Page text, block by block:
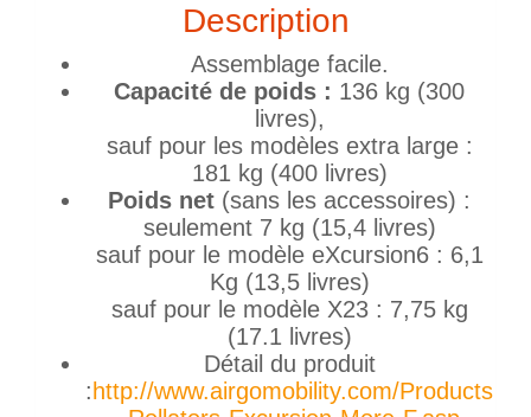
Description
Assemblage facile.
Capacité de poids : 136 kg (300
livres),
sauf pour les modèles extra large :
181 kg (400 livres)
Poids net (sans les accessoires) :
seulement 7 kg (15,4 livres)
sauf pour le modèle eXcursion6 : 6,1
Kg (13,5 livres)
sauf pour le modèle X23 : 7,75 kg
(17.1 livres)
Détail du produit
: http://www.airgomobility.com/Products